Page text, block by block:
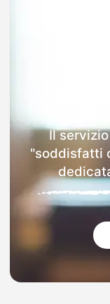
Il
"soddisfatti